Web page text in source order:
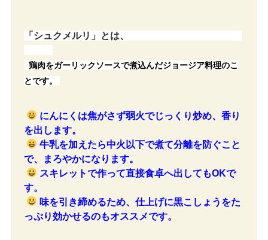
「シュクメルリ」とは、
鶏肉をガーリックソースで煮込んだジョージア料理のこ
とです。
にんにくは焦がさず弱火でじっくり炒め、香り
を出します。
牛乳を加えたら中火以下で煮て分離を防ぐこと
で、まろやかになります。
スキレットで作って直接食卓へ出してもOKで
す。
味を引き締めるため、仕上げに黒こしょうをた
っぷり効かせるのもオススメです。